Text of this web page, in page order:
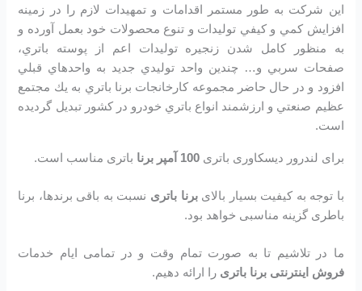
اين شرکت به طور مستمر اقدامات و تمهيدات لازم را در زمينه
افزايش كمي و كيفي توليدات و تنوع محصولات خود بعمل آورده و
به منظور كامل شدن زنجيره توليدات اعم از پوسته باتري،
صفحات سربي و… چندين واحد توليدي جديد به واحدهاي قبلي
افزود و در حال حاضر مجموعه كارخانجات برنا باتري به يك مجتمع
عظيم صنعتي و ارزشمند انواع باتري خودرو در کشور تبديل گرديده
است.
برای لندرور دیسکاوری باتری100 آمپر برنا باتری مناسب است.
با توجه به کیفیت بسیار بالایبرنا باتری نسبت به باقی برندها، برنا
باطری گزینه مناسبی خواهد بود.
ما در تلاشیم تا به صورت تمام وقت و در تمامی ایام خدمات
فروش اینترنتی برنا باتری را ارائه دهیم.